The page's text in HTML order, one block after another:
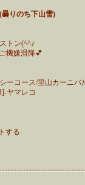
曇りのち下山雪)
トン(^^♪
機嫌滑降💕
ーコース/里山カーニバ
ヤマレコ
する